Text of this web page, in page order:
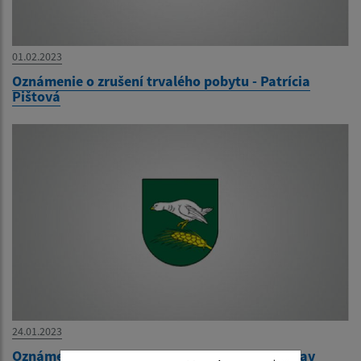
01.02.2023
Oznámenie o zrušení trvalého pobytu - Patrícia
Pištová
24.01.2023
Oznámenie o zrušení trvalého pobytu - Miroslav